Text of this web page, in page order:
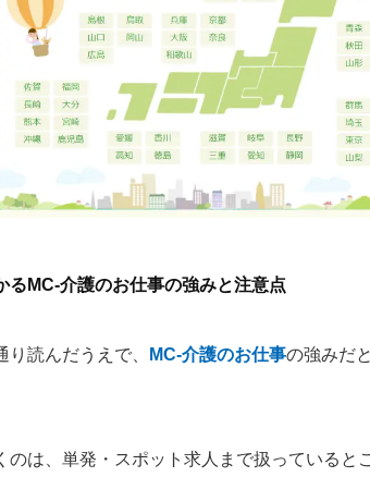
監修者のmotoについて
るMC-介護のお仕事の強みと注意点
り読んだうえで、 MC-介護のお仕事の強みだ
のは、単発・スポット求人まで扱っていると